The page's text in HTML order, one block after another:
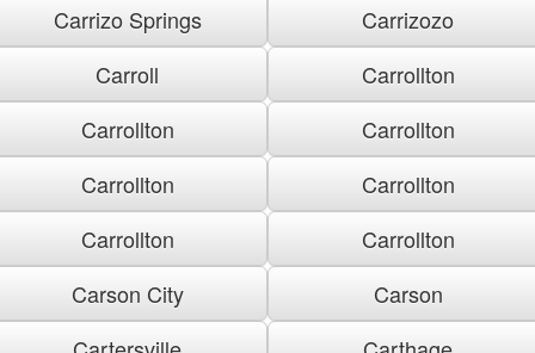
Carrizo Springs
Carrizozo
Carroll
Carrollton
Carrollton
Carrollton
Carrollton
Carrollton
Carrollton
Carrollton
Carson City
Carson